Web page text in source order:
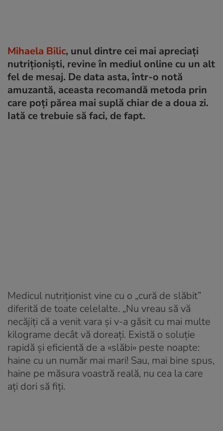
Mihaela Bilic, unul dintre cei mai apreciați
nutriționiști, revine în mediul online cu un alt
fel de mesaj. De data asta, într-o notă
amuzantă, aceasta recomandă metoda prin
care poți părea mai suplă chiar de a doua zi.
Iată ce trebuie să faci, de fapt.
Medicul nutriționist vine cu o „cură de slăbit”
diferită de toate celelalte. „Nu vreau să vă
necăjiți că a venit vara și v-a găsit cu mai multe
kilograme decât vă doreați. Există o soluție
rapidă și eficientă de a «slăbi» peste noapte:
haine cu un număr mai mari! Sau, mai bine spus,
haine pe măsura voastră reală, nu cea la care
ați dori să fiți.